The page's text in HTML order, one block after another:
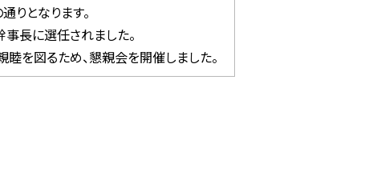
りとなります。
事長に選任されました。
を図るため、懇親会を開催しました。